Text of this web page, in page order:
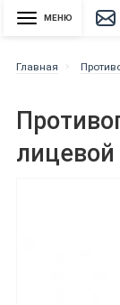
МЕНЮ
Главная